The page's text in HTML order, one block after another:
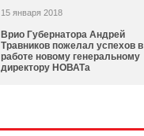
15 января 2018
Врио Губернатора Андрей
Травников пожелал успехов в
работе новому генеральному
директору НОВАТа